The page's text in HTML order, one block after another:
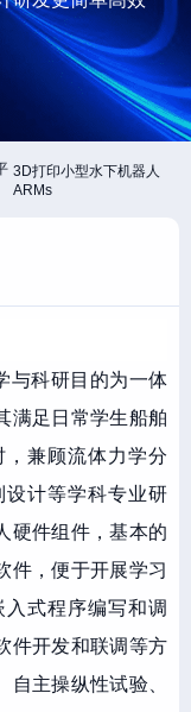
3D打印小型水下机器人
ARMs
与科研目的为一体
满足日常学生船舶
兼顾流体力学分
计等学科专业研
硬件组件，基本的
件，便于开展学习
式程序编写和调
件开发和联调等方
主操纵性试验、